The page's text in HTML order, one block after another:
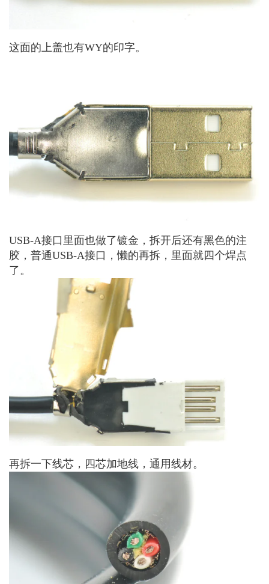
这面的上盖也有WY的印字。
USB-A接口里面也做了镀金，拆开后还有黑色的注
胶，普通USB-A接口，懒的再拆，里面就四个焊点
了。
再拆一下线芯，四芯加地线，通用线材。